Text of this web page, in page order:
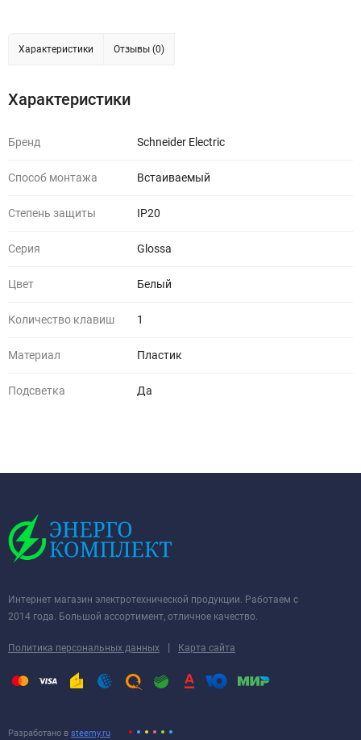
Характеристики Отзывы (0)
Характеристики
Бренд Schneider Electric
Способ монтажа Встаиваемый
Степень защиты IP20
Серия Glossa
Цвет Белый
Количество клавиш 1
Материал Пластик
Подсветка Да
Интернет магазин электротехнической продукции. Работаем с
2014 года. Большой ассортимент, отличное качество.
Политика персональных данных | Карта сайта
Разработано в steemy.ru